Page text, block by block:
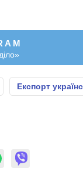
Експорт